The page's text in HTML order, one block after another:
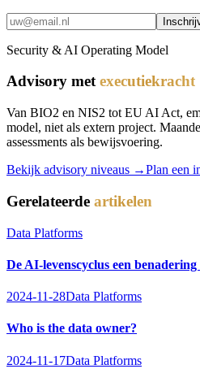
Security & AI Operating Model
Advisory metexecutiekracht
Van BIO2 en NIS2 tot EU AI Act,
model, niet als extern project.
assessments als bewijsvoering.
Bekijk advisory niveaus →Plan een
Gerelateerde artikelen
Data Platforms
De AI-levenscyclus een
2024-11-28Data Platforms
Who is the data owner?
2024-11-17Data Platforms